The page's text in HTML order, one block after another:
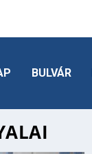
BULVÁR